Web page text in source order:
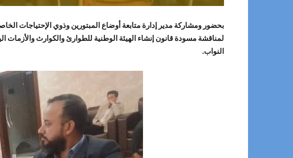
بحضور ومشاركة مدير إدارة متابعة أوضاع المبتورين وذوي الإحتياجات
النواب.